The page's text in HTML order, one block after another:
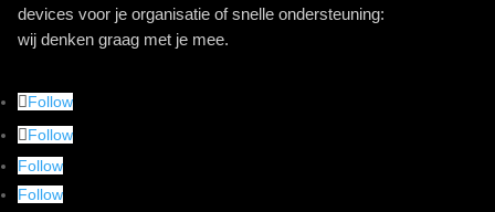
devices voor je organisatie of snelle ondersteuning:
wij denken graag met je mee.
Follow
Follow
Follow
Follow